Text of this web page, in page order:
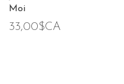
Moi
33,00$CA